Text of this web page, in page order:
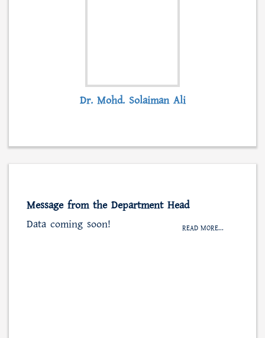
Dr. Mohd. Solaiman Ali
Message from the Department Head
Data coming soon!
READ MORE...